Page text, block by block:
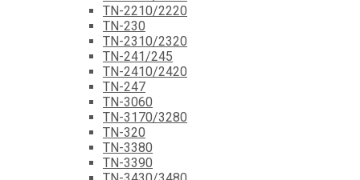
TN-2210/2220
TN-230
TN-2310/2320
TN-241/245
TN-2410/2420
TN-247
TN-3060
TN-3170/3280
TN-320
TN-3380
TN-3390